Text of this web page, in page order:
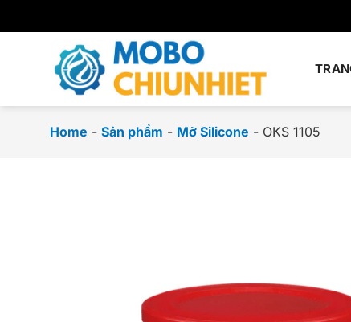
đến
Home - Sản phẩm - Mỡ Silicone - OKS 1105